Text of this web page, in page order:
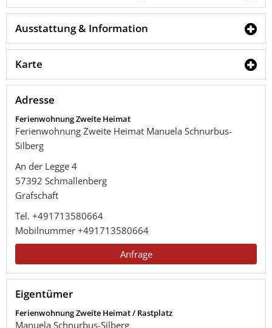
Ausstattung & Information
Karte
Adresse
Ferienwohnung Zweite Heimat
Ferienwohnung Zweite Heimat Manuela Schnurbus-
Silberg
An der Legge 4
57392 Schmallenberg
Grafschaft
Tel. +491713580664
Mobilnummer +491713580664
Anfrage
Eigentümer
Ferienwohnung Zweite Heimat / Rastplatz
Manuela Schnurbus-Silberg